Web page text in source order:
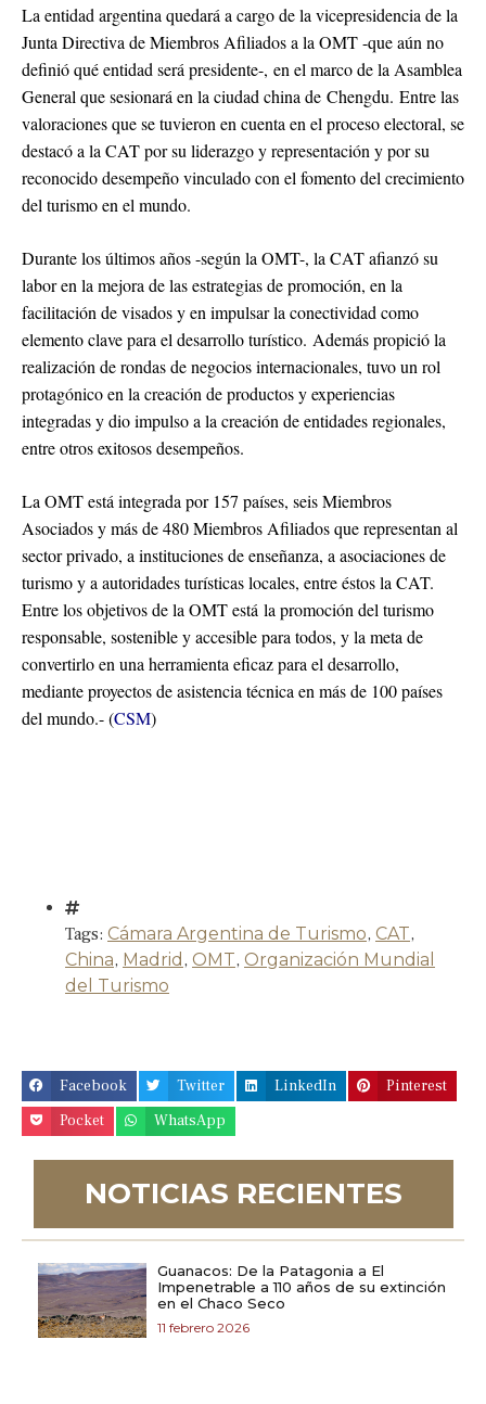
La entidad argentina quedará a cargo de la vicepresidencia de la
Junta Directiva de Miembros Afiliados a la OMT -que aún no
definió qué entidad será presidente-, en el marco de la Asamblea
General que sesionará en la ciudad china de Chengdu. Entre las
valoraciones que se tuvieron en cuenta en el proceso electoral, se
destacó a la CAT por su liderazgo y representación y por su
reconocido desempeño vinculado con el fomento del crecimiento
del turismo en el mundo.
Durante los últimos años -según la OMT-, la CAT afianzó su
labor en la mejora de las estrategias de promoción, en la
facilitación de visados y en impulsar la conectividad como
elemento clave para el desarrollo turístico. Además propició la
realización de rondas de negocios internacionales, tuvo un rol
protagónico en la creación de productos y experiencias
integradas y dio impulso a la creación de entidades regionales,
entre otros exitosos desempeños.
La OMT está integrada por 157 países, seis Miembros
Asociados y más de 480 Miembros Afiliados que representan al
sector privado, a instituciones de enseñanza, a asociaciones de
turismo y a autoridades turísticas locales, entre éstos la CAT.
Entre los objetivos de la OMT está la promoción del turismo
responsable, sostenible y accesible para todos, y la meta de
convertirlo en una herramienta eficaz para el desarrollo,
mediante proyectos de asistencia técnica en más de 100 países
del mundo.- (CSM)
Tags: Cámara Argentina de Turismo, CAT,
China, Madrid , OMT, Organización Mundial
del Turismo
Facebook Twitter LinkedIn
Pinterest
Pocket
WhatsApp
NOTICIAS RECIENTES
Guanacos: De la Patagonia a El
Impenetrable a 110 años de su extinción
en el Chaco Seco
11 febrero 2026